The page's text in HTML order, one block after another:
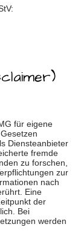
für eigene
Diensteanbieter
fremde
zu forschen,
zur
nach
Eine
der
Bei
werden